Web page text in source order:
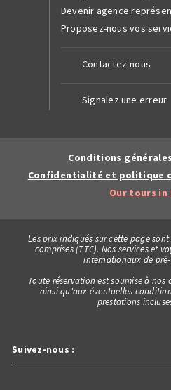
Devenir agence
Proposez-nous vos
Contactez-nous
Signalez une erreur
Conditions
Confidentialité et politique
Our tours in
Les prix indiqués sur cette page
comprises (TTC). Nos services et
internationaux de
Toute réservation est soumise à
ainsi qu'aux éventuelles
prestations
Suivez-nous :